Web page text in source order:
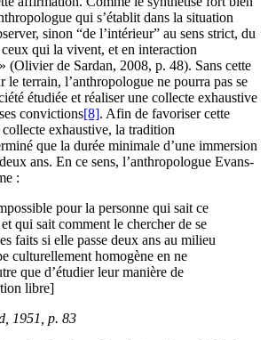
qui s’établit dans la situation
sinon “de l’intérieur” au sens strict, du
qui la vivent, et en interaction
(Olivier de Sardan, 2008, p. 48). Sans cette
le terrain, l’anthropologue ne pourra pas se
étudiée et réaliser une collecte exhaustive
convictions[8]. Afin de favoriser cette
exhaustive, la tradition
que la durée minimale d’une immersion
ans. En ce sens, l’anthropologue Evans-
:
pour la personne qui sait ce
qui sait comment le chercher de se
faits si elle passe deux ans au milieu
culturellement homogène en ne
que d’étudier leur manière de
libre]
1951, p. 83